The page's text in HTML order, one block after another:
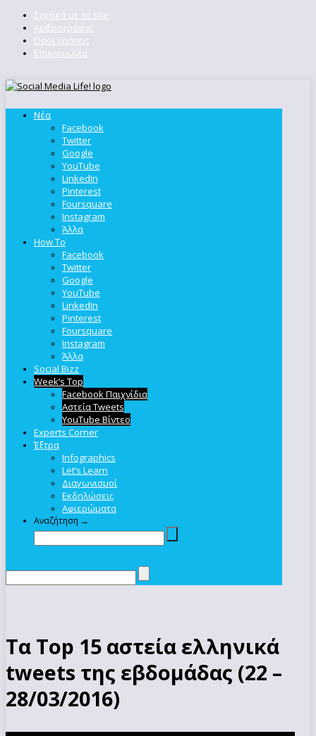
Σχετικά με το site
Αρθρογράφοι
Όροι χρήσης
Επικοινωνία
Νέα
Facebook
Twitter
Google
YouTube
LinkedIn
Pinterest
Foursquare
Instagram
Άλλα
How To
Facebook
Twitter
Google
YouTube
LinkedIn
Pinterest
Foursquare
Instagram
Άλλα
Social Bizz
Week’s Top
Facebook Παιχνίδια
Αστεία Tweets
YouTube Βίντεο
Experts Corner
Έξτρα
Infographics
Let’s Learn
Διαγωνισμοί
Εκδηλώσεις
Αφιερώματα
Αναζήτηση →
Τα Top 15 αστεία ελληνικά
tweets της εβδομάδας (22 –
28/03/2016)